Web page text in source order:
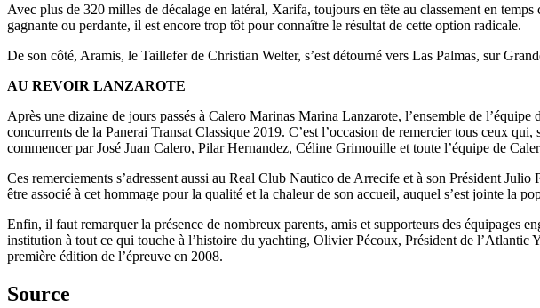
Avec plus de 320 milles de décalage en latéral, Xarifa, toujours en tête au classement en
gagnante ou perdante, il est encore trop tôt pour connaître le résultat de cette option radicale.
De son côté, Aramis, le Taillefer de Christian Welter, s’est détourné vers Las Palmas, sur
AU REVOIR LANZAROTE
Après une dizaine de jours passés à Calero Marinas Marina Lanzarote, l’ensemble de
concurrents de la Panerai Transat Classique 2019. C’est l’occasion de remercier tous ceux
commencer par José Juan Calero, Pilar Hernandez, Céline Grimouille et toute l’équipe de
Ces remerciements s’adressent aussi au Real Club Nautico de Arrecife et à son Président
être associé à cet hommage pour la qualité et la chaleur de son accueil, auquel s’est jointe la
Enfin, il faut remarquer la présence de nombreux parents, amis et supporteurs des équipages
institution à tout ce qui touche à l’histoire du yachting, Olivier Pécoux, Président de l’Atlantic
première édition de l’épreuve en 2008.
Source